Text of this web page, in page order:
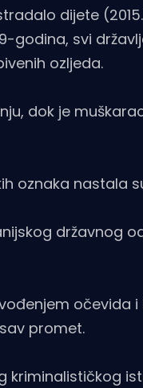
dijete
svi
ozljeda.
dok je
oznaka nastala
državnog
očevida
promet.